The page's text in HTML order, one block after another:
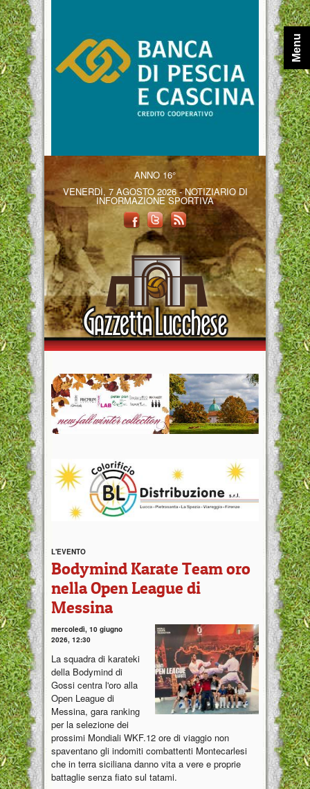
ANNO 16°
VENERDÌ, 7 AGOSTO 2026 - NOTIZIARIO DI
INFORMAZIONE SPORTIVA
L'EVENTO
Bodymind Karate Team oro
nella Open League di
Messina
mercoledì, 10 giugno
2026, 12:30
La squadra di karateki
della Bodymind di
Gossi centra l'oro alla
Open League di
Messina, gara ranking
per la selezione dei
prossimi Mondiali WKF.12 ore di viaggio non
spaventano gli indomiti combattenti Montecarlesi
che in terra siciliana danno vita a vere e proprie
battaglie senza fiato sul tatami.
Menu